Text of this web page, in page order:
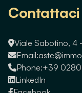
Contattaci
Viale Sabotino, 4
Email:
Phone:+39
LinkedIn